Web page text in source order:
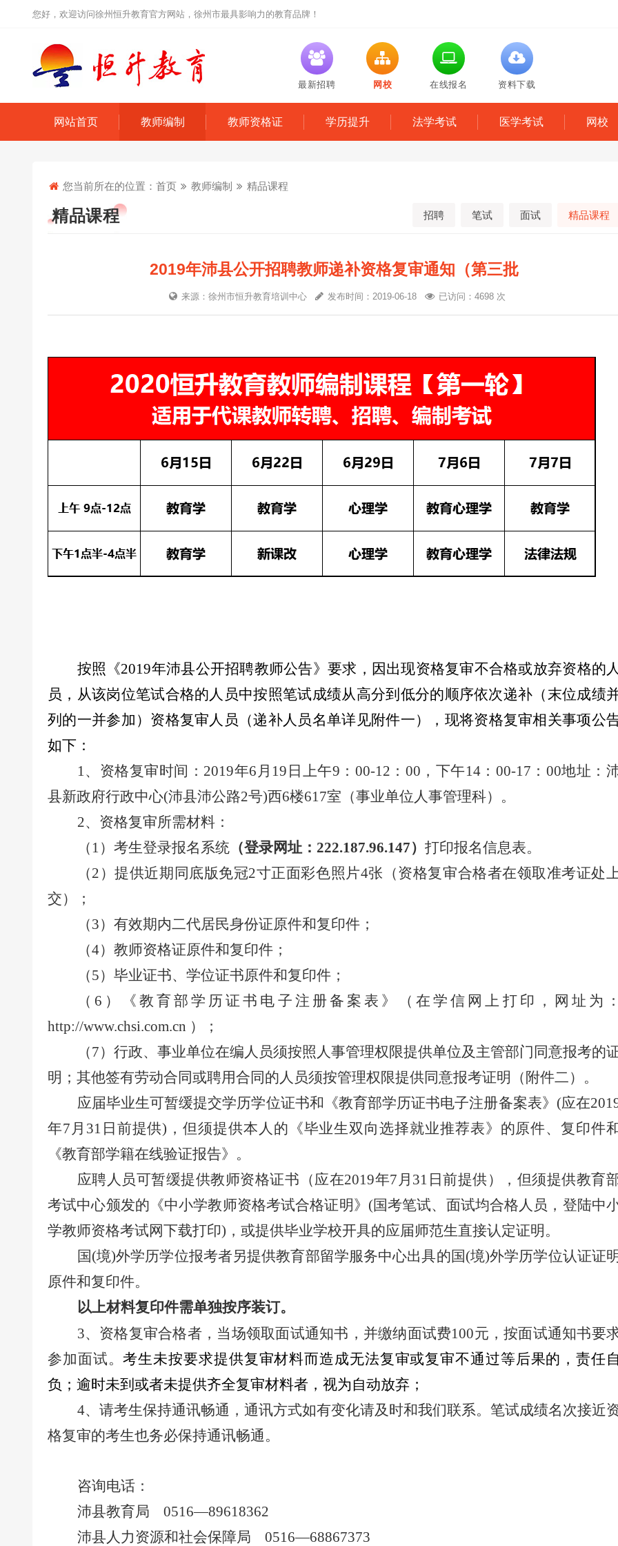
您好，欢迎访问徐州恒升教育官方网站，徐州市最具影响力的教育品牌！
最新招聘 网校 在线报名 资料下载
网站首页 教师编制 教师资格证 学历提升 法学考试 医学考试 网校
您当前所在的位置： 首页 教师编制 精品课程
精品课程 招聘 笔试 面试 精品课程
2019年沛县公开招聘教师递补资格复审通知（第三批
来源：徐州市恒升教育培训中心 发布时间：2019-06-18 已访问：4698 次
按照《2019年沛县公开招聘教师公告》要求，因出现资格复审不合格或放弃资格的人
员，从该岗位笔试合格的人员中按照笔试成绩从高分到低分的顺序依次递补（末位成绩
列的一并参加）资格复审人员（递补人员名单详见附件一），现将资格复审相关事项公
如下：
1、资格复审时间：2019年6月19日上午9：00-12：00，下午14：00-17：00地址：
县新政府行政中心(沛县沛公路2号)西6楼617室（事业单位人事管理科） 。
2、资格复审所需材料：
（ 1） 考生登录报名系统（登录网址： 222.187.96.147） 打印报名信息表。
（2 ）提供近期同底版免冠2寸正面彩色照片4张（资格复审合格者在领取准考证处
交）；
（3） 有效期内二代居民身份证原件和复印件；
（4） 教师资格证原件和复印件；
（5） 毕业证书、学位证书原件和复印件；
（ 6 ）
《教育部学历证书电子注册备案表》（在学信网上打印，网址为：
http://www.chsi.com.cn ）；
（7） 行政、事业单位在编人员须按照人事管理权限提供单位及主管部门同意报考的
明；其他签有劳动合同或聘用合同的人员须按管理权限提供同意报考证明
（附件二） 。
应届毕业生可暂缓提交学历学位证书和《教育部学历证书电子注册备案表》 (应在
年7月31日前提供)，但须提供本人的《毕业生双向选择就业推荐表》的原件、复印件
《教育部学籍在线验证报告》 。
应聘人员可暂缓提供教师资格证书（应在2019年7月31日前提供），但须提供教育
考试中心颁发的《中小学教师资格考试合格证明》(国考笔试、面试均合格人员，登陆中
学教师资格考试网下载打印)，或提供毕业学校开具的应届师范生直接认定证明。
国(境)外学历学位报考者另提供教育部留学服务中心出具的国(境)外学历学位认证证明
原件和复印件。
以上材料复印件需单独按序装订。
3、 资格复审合格者，当场领取面试通知书，并缴纳面试费100元，按面试通知书要
参加面试。考生未按要求提供复审材料而造成无法复审或复审不通过等后果的，责任自
负；逾时未到或者未提供齐全复审材料者，视为自动放弃；
4、请考生保持通讯畅通，通讯方式如有变化请及时和我们联系。笔试成绩名次接近
格复审的考生也务必保持通讯畅通。
咨询电话：
沛县教育局 0516—89618362
沛县人力资源和社会保障局 0516—68867373
24上教师资格证面试信息试讲模考安排 2025新沂及徐州周边面试全真模考安排